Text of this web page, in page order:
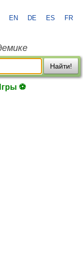
EN DE ES FR
Найти!
⚽